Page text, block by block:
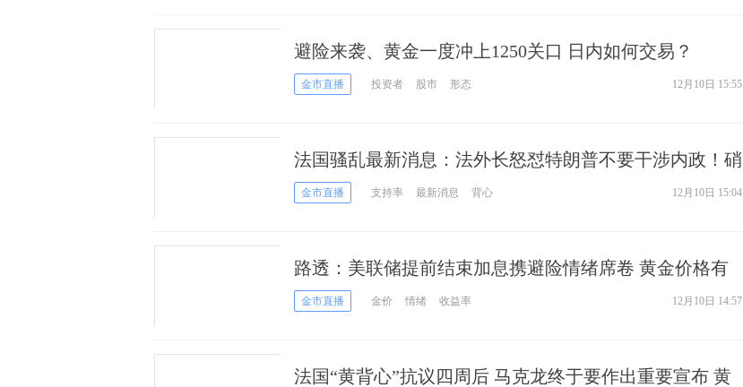
避险来袭、黄金一度冲上1250关口 日内如何交易？
金市直播 投资者 股市 形态 12月10日 15:55
法国骚乱最新消息：法外长怒怼特朗普不要干涉内政！硝
烟四起黄金将乱世称王
金市直播 支持率 最新消息 背心 12月10日 15:04
路透：美联储提前结束加息携避险情绪席卷 黄金价格有
望上冲1260美元
金市直播 金价 情绪 收益率 12月10日 14:57
法国“黄背心”抗议四周后 马克龙终于要作出重要宣布 黄